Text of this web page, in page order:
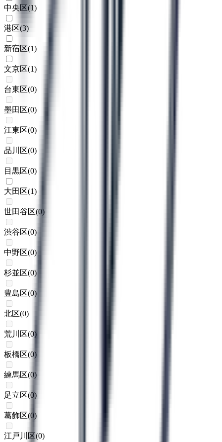
中央区(1)
港区(3)
新宿区(1)
文京区(1)
台東区(0)
墨田区(0)
江東区(0)
品川区(0)
目黒区(0)
大田区(1)
世田谷区(0)
渋谷区(0)
中野区(0)
杉並区(0)
豊島区(0)
北区(0)
荒川区(0)
板橋区(0)
練馬区(0)
足立区(0)
葛飾区(0)
江戸川区(0)